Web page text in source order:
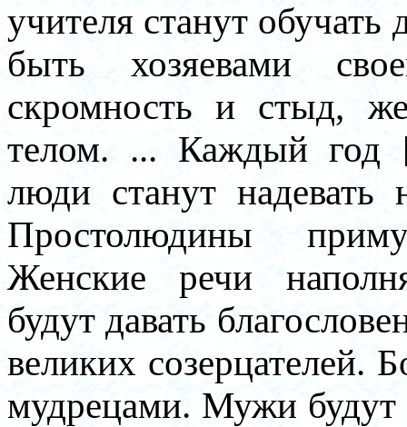
учителя станут
быть хозяевами
скромность и стыд,
телом. ... Каждый год
люди станут
Простолюдины
Женские речи
будут давать
великих созерцателей.
мудрецами. Мужи будут